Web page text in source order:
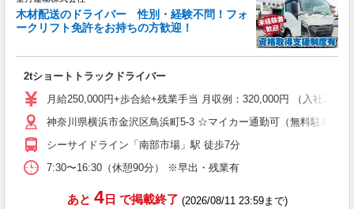
木材配送のドライバー 性別・経験不問！フォ
ークリフト免許をお持ちの方歓迎！
2tショートトラックドライバー
月給250,000円+歩合給+残業手当 月収例：320,000円 （入社2
神奈川県横浜市金沢区鳥浜町5-3 ☆マイカー通勤可（無料駐車場あ
シーサイドライン「南部市場」駅 徒歩7分
7:30〜16:30（休憩90分） ※早出・残業有
あと 4日 で掲載終了 (2026/08/11 23:59まで)